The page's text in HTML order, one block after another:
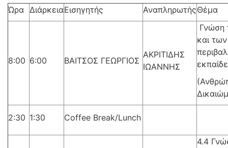
Ώρα ΔιάρκειαΕισηγητής ΑναπληρωτήςΘέμα
8:00 6:00 ΒΑΙΤΣΟΣ ΓΕΩΡΓΙΟΣ
ΑΚΡΙΤΙΔΗΣ
ΙΩΑΝΝΗΣ
Γνώση
και
2:30 1:30 Coffee Break/Lunch
4.4